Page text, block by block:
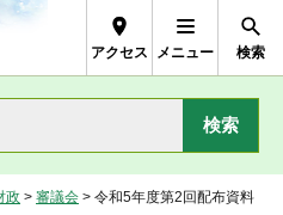
Prefecture
アクセス メニュー 検索
政 > 審議会 > 令和5年度第2回配布資料